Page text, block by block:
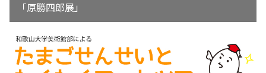
「原勝四郎展」